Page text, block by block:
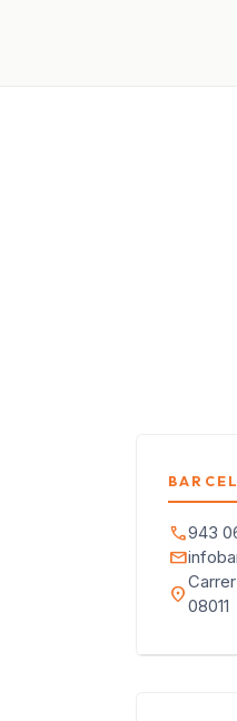
call943
mail
location_on08011